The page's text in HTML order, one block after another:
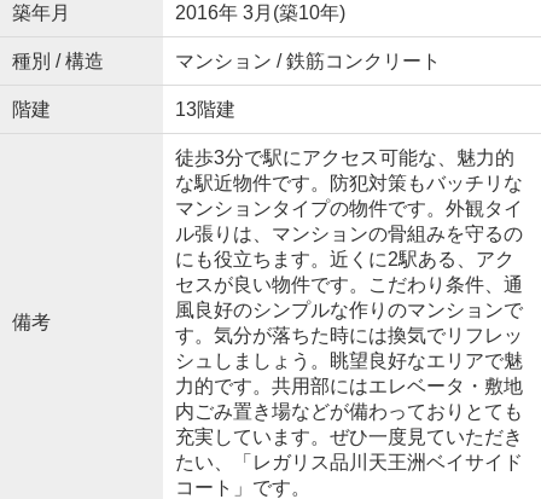
築年月 2016年 3月(築10年)
種別 / 構造 マンション / 鉄筋コンクリート
階建 13階建
備考
徒歩3分で駅にアクセス可能な、魅力的
な駅近物件です。防犯対策もバッチリな
マンションタイプの物件です。外観タイ
ル張りは、マンションの骨組みを守るの
にも役立ちます。近くに2駅ある、アク
セスが良い物件です。こだわり条件、通
風良好のシンプルな作りのマンションで
す。気分が落ちた時には換気でリフレッ
シュしましょう。眺望良好なエリアで魅
力的です。共用部にはエレベータ・敷地
内ごみ置き場などが備わっておりとても
充実しています。ぜひ一度見ていただき
たい、「レガリス品川天王洲ベイサイド
コート」です。